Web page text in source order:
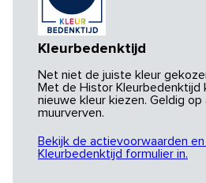
Kleurbedenktijd
Net niet de juiste kleur
Met de Histor Kleurbedenktijd
nieuwe kleur kiezen. Geldig
muurverven.
Bekijk de actievoorwaarden
Kleurbedenktijd formulier in.